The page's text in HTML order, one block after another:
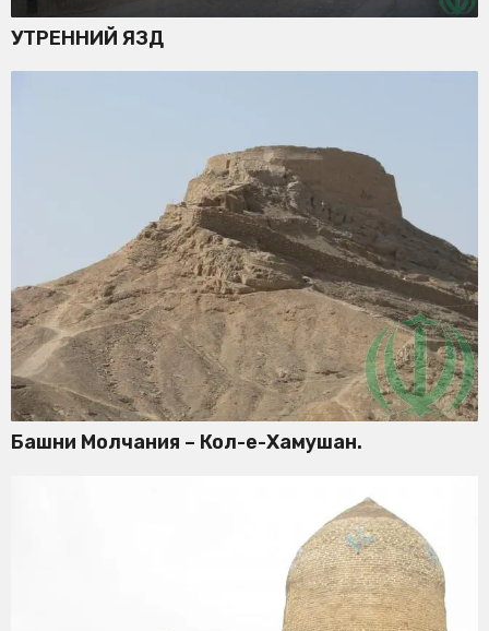
УТРЕННИЙ ЯЗД
Башни Молчания – Кол-е-Хамушан.